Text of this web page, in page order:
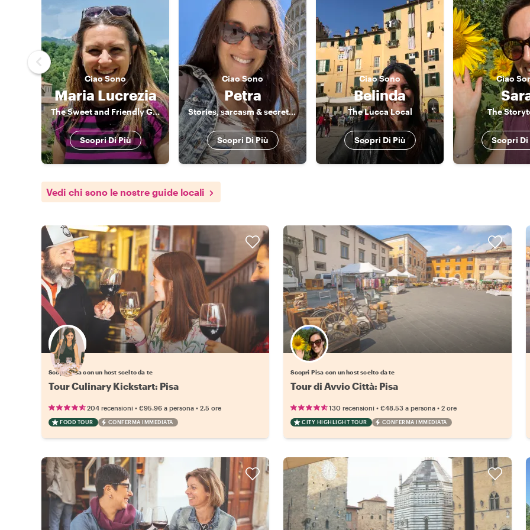
CiaoSono
Maria Lucrezia
The Sweet and Friendly Guide
Scopri Di Più
CiaoSono
Petra
Stories, sarcasm & secrets of Tuscany
Scopri Di Più
CiaoSono
Belinda
The Lucca Local
Scopri Di Più
Ciao
The
Scopri Di
Vedi chi sono le nostre guide locali
Scegli il tuo local preferito
Scopri Pisa con un host scelto da te
Tour Culinary Kickstart: Pisa
204 recensioni • €95.96 a persona • 2.5 ore
FOOD TOUR CONFERMA IMMEDIATA
Scegli il tuo local preferito
Scopri Pisa con un host scelto da te
Tour di Avvio Città: Pisa
130 recensioni •€48.53 a persona •2 ore
CITY HIGHLIGHT TOUR CONFERMA IMMEDIATA